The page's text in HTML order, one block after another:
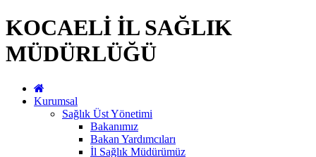
KOCAELİ İL SAĞLIK
MÜDÜRLÜĞÜ
Kurumsal
Sağlık Üst Yönetimi
Bakanımız
Bakan Yardımcıları
İl Sağlık Müdürümüz